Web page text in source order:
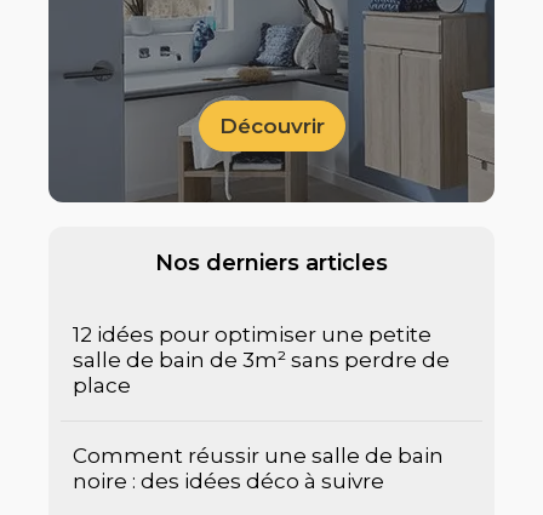
Découvrir
Nos derniers articles
12 idées pour optimiser une petite
salle de bain de 3m² sans perdre de
place
Comment réussir une salle de bain
noire : des idées déco à suivre